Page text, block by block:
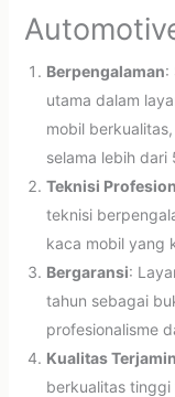
Berpengalaman:
utama dalam
mobil
selama lebih dari
Teknisi
teknisi
kaca mobil yang
Bergaransi:
tahun sebagai
profesionalisme
Kualitas Terjamin
berkualitas